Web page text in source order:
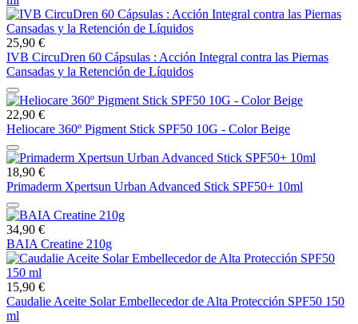
25,90 €
IVB CircuDren 60 Cápsulas : Acción Integral contra las Piernas
Cansadas y la Retención de Líquidos
22,90 €
Heliocare 360º Pigment Stick SPF50 10G - Color Beige
18,90 €
Primaderm Xpertsun Urban Advanced Stick SPF50+ 10ml
34,90 €
BAIA Creatine 210g
15,90 €
Caudalie Aceite Solar Embellecedor de Alta Protección SPF50 150
ml